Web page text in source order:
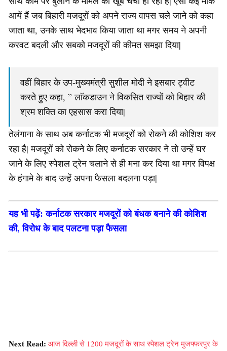
आयें हैं जब बिहारी मजदूरों को अपने राज्य वापस चले जाने को कहा
जाता था, उनके साथ भेदभाव किया जाता था मगर समय ने अपनी
करवट बदली और सबको मजदूरों की कीमत समझा दिया|
वहीं बिहार के उप-मुख्यमंत्री सुशील मोदी ने इसबार ट्वीट
करते हुए कहा, ” लाॅकडाउन ने विकसित राज्यों को बिहार की
श्रम शक्ति का एहसास करा दिया|
तेलंगाना के साथ अब कर्नाटक भी मजदूरों को रोकने की कोशिश कर
रहा है| मजदूरों को रोकने के लिए कर्नाटक सरकार ने तो उन्हें घर
जाने के लिए स्पेशल ट्रेन चलाने से ही मना कर दिया था मगर विपक्ष
के हंगामे के बाद उन्हें अपना फैसला बदलना पड़ा|
यह भी पढ़ें: कर्नाटक सरकार मजदूरों को बंधक बनाने की कोशिश
की, विरोध के बाद पलटना पड़ा फैसला
Next Read: आज दिल्ली से 1200 मजदूरों के साथ स्पेशल ट्रेन मुजफ्फरपुर के